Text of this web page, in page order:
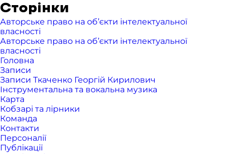
Сторінки
Авторське право на об’єкти інтелектуальної
власності
Авторське право на об’єкти інтелектуальної
власності
Головна
Записи
Записи Ткаченко Георгій Кирилович
Інструментальна та вокальна музика
Карта
Кобзарі та лірники
Команда
Контакти
Персоналії
Публікації